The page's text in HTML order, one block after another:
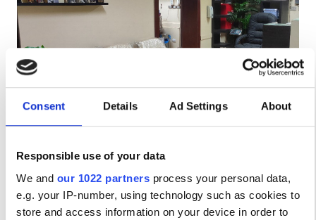
Consent Details Ad Settings About
Responsible use of your data
We and our 1022 partners process your personal data,
e.g. your IP-number, using technology such as cookies to
store and access information on your device in order to
Cairo, Egypt
Бесплатный Wi-Fi
Телевизоры
Бесплатная парковка